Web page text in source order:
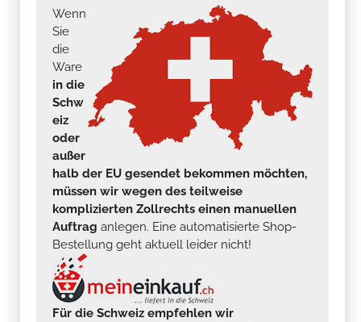
Wenn
Sie
die
Ware
in die
Schw
eiz
oder
außer
halb der EU gesendet bekommen möchten,
müssen wir wegen des teilweise
komplizierten Zollrechts einen manuellen
Auftrag anlegen. Eine automatisierte Shop-
Bestellung geht aktuell leider nicht!
Für die Schweiz empfehlen wir